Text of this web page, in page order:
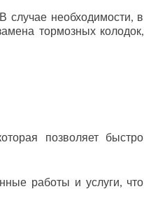
необходимости, в
тормозных колодок,
позволяет быстро
работы и услуги, что